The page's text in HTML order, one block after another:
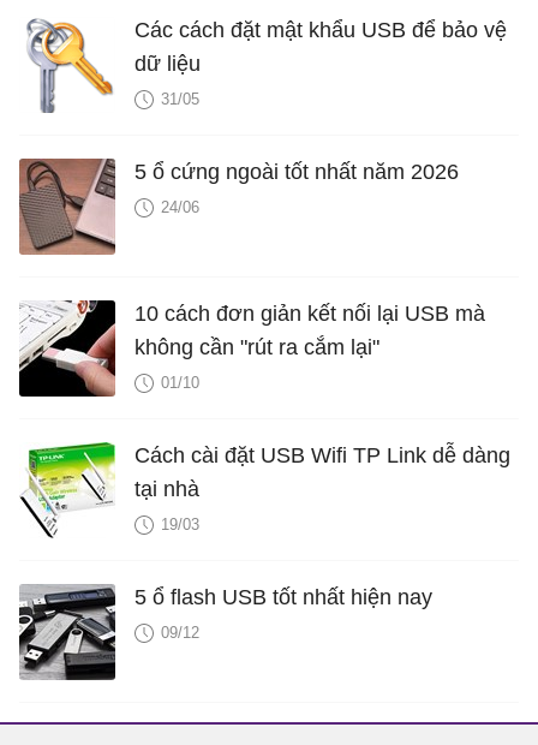
Các cách đặt mật khẩu USB để bảo vệ
dữ liệu
31/05
5 ổ cứng ngoài tốt nhất năm 2026
24/06
10 cách đơn giản kết nối lại USB mà
không cần "rút ra cắm lại"
01/10
Cách cài đặt USB Wifi TP Link dễ dàng
tại nhà
19/03
5 ổ flash USB tốt nhất hiện nay
09/12